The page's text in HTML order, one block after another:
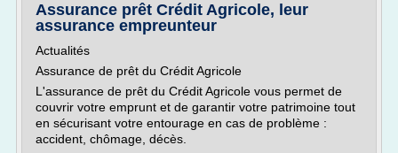
Assurance prêt Crédit Agricole, leur
assurance empreunteur
Actualités
Assurance de prêt du Crédit Agricole
L'assurance de prêt du Crédit Agricole vous permet de
couvrir votre emprunt et de garantir votre patrimoine tout
en sécurisant votre entourage en cas de problème :
accident, chômage, décès.